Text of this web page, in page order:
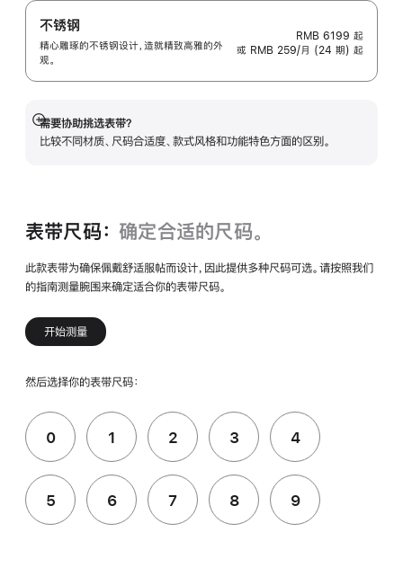
不锈钢
精心雕琢的不锈钢设计，造就精致高雅的外
观。
RMB 6199 起
或 RMB 259/月 (24 期) 起
需要协助挑选表带？
比较不同材质、尺码合适度、款式风格和功能特色方面的区别。
展
开
表带尺码： 确定合适的尺码。
此款表带为确保佩戴舒适服帖而设计，因此提供多种尺码可选。请按照我们
的指南测量腕围来确定适合你的表带尺码。
开始测量
然后选择你的表带尺码：
0 1 2 3 4
5 6 7 8 9